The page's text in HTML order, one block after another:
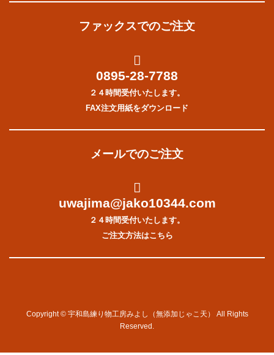
ファックスでのご注文
0895-28-7788
２４時間受付いたします。
FAX注文用紙をダウンロード
メールでのご注文
uwajima@jako10344.com
２４時間受付いたします。
ご注文方法はこちら
Copyright © 宇和島練り物工房みよし（無添加じゃこ天） All Rights
Reserved.